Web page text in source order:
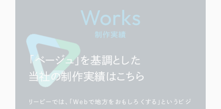
ポータルサイト・メディアサイト
LP（ランディングページ）
キャンペーン・プロモーションサイト
ブランディング（ロゴ・印刷物）
その他
Works
制作実績
「ベージュ」を基調とした
当社の制作実績はこちら
リーピーでは、「Webで地方をおもしろくする」というビジ